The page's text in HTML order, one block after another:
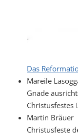
Das
Mareile
Gnade
Christusfestes
Martin Bräuer
Christusfeste